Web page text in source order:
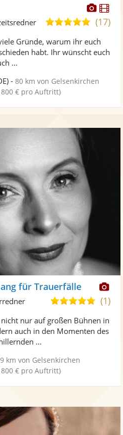
Fotos
5,0
5
(17)
Gründe, warum ihr euch
habt. Ihr wünscht euch
...
-80 km von Gelsenkirchen
€ pro Auftritt)
für Trauerfälle
5,0
5
(1)
nur auf großen Bühnen in
auch in den Momenten des
...
km von Gelsenkirchen
€ pro Auftritt)